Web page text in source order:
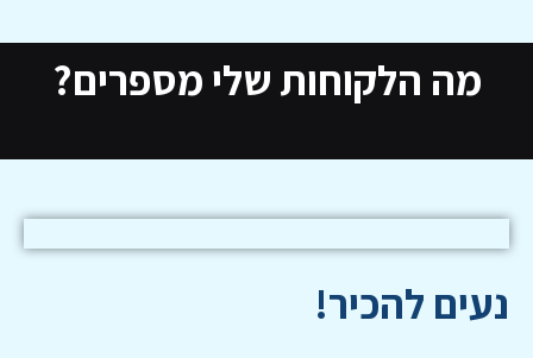
מה הלקוחות שלי מספרים?
נעים להכיר!